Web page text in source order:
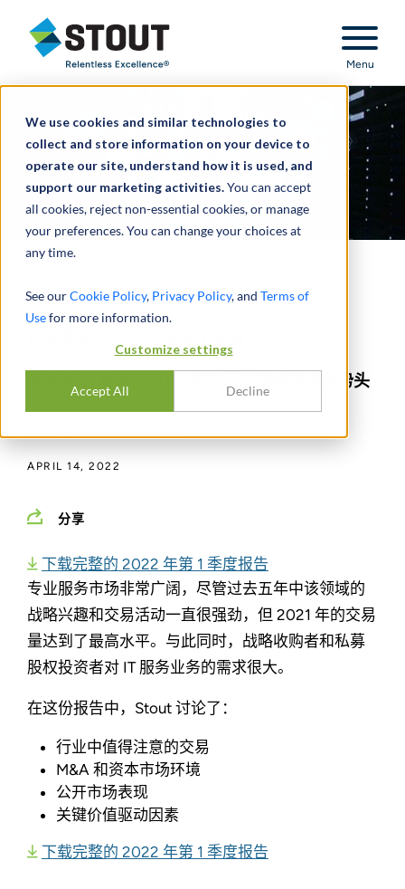
We use cookies and similar technologies to
collect and store information on your device to
operate our site, understand how it is used, and
support our marketing activities.You can accept
all cookies, reject non-essential cookies, or manage
your preferences. You can change your choices at
any time.
See ourCookie Policy, Privacy Policy, and Terms of
Usefor more information.
Customize settings
Accept All Decline
Stout Relentless Excellence
Menu
专业和 IT 服务
专业和 IT 服务在 2022 年显示出持续的发展势头
APRIL 14, 2022
分享
下载完整的 2022 年第 1 季度报告
专业服务市场非常广阔，尽管过去五年中该领域的
战略兴趣和交易活动一直很强劲，但 2021 年的交易
量达到了最高水平。与此同时，战略收购者和私募
股权投资者对 IT 服务业务的需求很大。
在这份报告中，Stout 讨论了：
行业中值得注意的交易
M&A 和资本市场环境
公开市场表现
关键价值驱动因素
下载完整的 2022 年第 1 季度报告